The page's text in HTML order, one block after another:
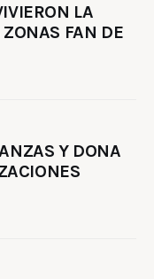
LA
FAN DE
Y DONA